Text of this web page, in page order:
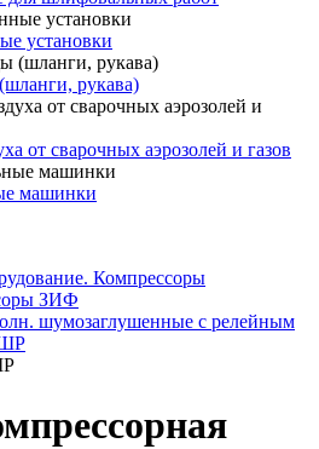
установки
рукава)
от сварочных аэрозолей и газов
машинки
Компрессоры
ЗИФ
шумозаглушенные с релейным